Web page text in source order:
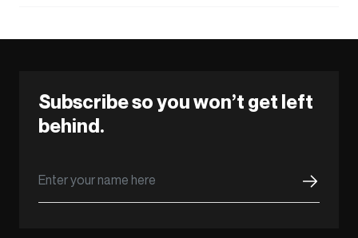
Subscribe so you won’t get left
behind.